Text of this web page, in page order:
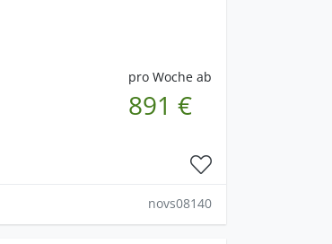
pro Woche ab
891 €
novs08140